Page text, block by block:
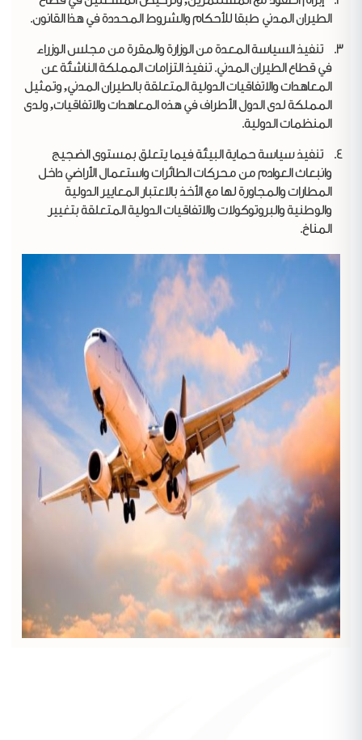
الطيران المدني طبقا للأحكام والشروط المحددة في هذا القانون.
تنفيذ السياسة المعدة من الوزارة والمقرة من مجلس الوزراء
في قطاع الطيران المدني. تنفيذ التزامات المملكة الناشئة عن
المعاهدات والاتفاقيات الدولية المتعلقة بالطيران المدني, وتمثيل
المملكة لدى الدول الأطراف في هذه المعاهدات والاتفاقيات, ولدى
المنظمات الدولية.
تنفيذ سياسة حماية البيئة فيما يتعلق بمستوى الضجيج
وانبعاث العوادم من محركات الطائرات واستعمال الأراضي داخل
المطارات والمجاورة لها مع الأخذ بالاعتبار المعايير الدولية
والوطنية والبروتوكولات والاتفاقيات الدولية المتعلقة بتغيير
المناخ.